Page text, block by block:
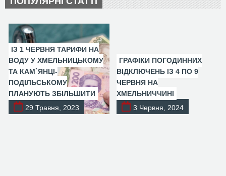
ІЗ 1 ЧЕРВНЯ ТАРИФИ НА
ВОДУ У ХМЕЛЬНИЦЬКОМУ
ТА КАМ`ЯНЦІ-
ПОДІЛЬСЬКОМУ
ПЛАНУЮТЬ ЗБІЛЬШИТИ
29 Травня, 2023
ГРАФІКИ ПОГОДИННИХ
ВІДКЛЮЧЕНЬ ІЗ 4 ПО 9
ЧЕРВНЯ НА
ХМЕЛЬНИЧЧИНІ
3 Червня, 2024